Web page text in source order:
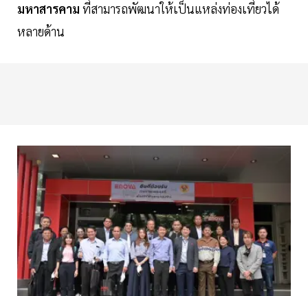
มหาสารคาม ที่สามารถพัฒนาให้เป็นแหล่งท่องเที่ยวได้
หลายด้าน